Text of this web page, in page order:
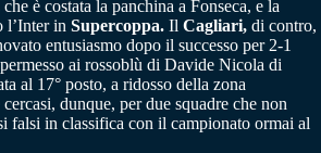
che è costata la panchina a Fonseca, e la
l’Inter in Supercoppa. Il Cagliari, di contro,
entusiasmo dopo il successo per 2-1
ai rossoblù di Davide Nicola di
al 17° posto, a ridosso della zona
dunque, per due squadre che non
falsi in classifica con il campionato ormai al